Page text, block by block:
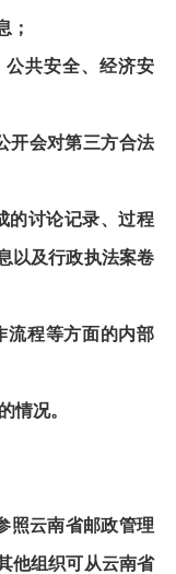
；
公共安全、经济安
开会对第三方合法
的讨论记录、过程
以及行政执法案卷
流程等方面的内部
情况。
云南省邮政管理
他组织可从云南省